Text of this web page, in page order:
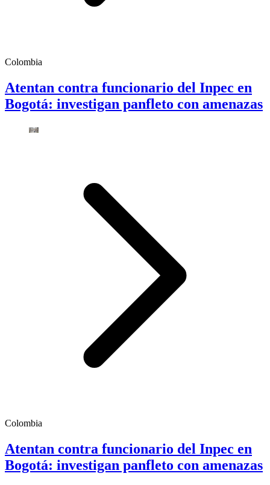
Colombia
Atentan contra funcionario del Inpec en
Bogotá: investigan panfleto con amenazas
Colombia
Atentan contra funcionario del Inpec en
Bogotá: investigan panfleto con amenazas